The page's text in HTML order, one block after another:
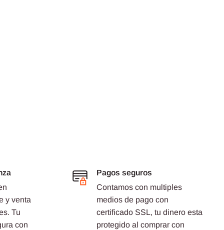
y venta
Tu
con
Pagos seguros
Contamos con multiples
medios de pago con
certificado SSL, tu dinero esta
protegido al comprar con